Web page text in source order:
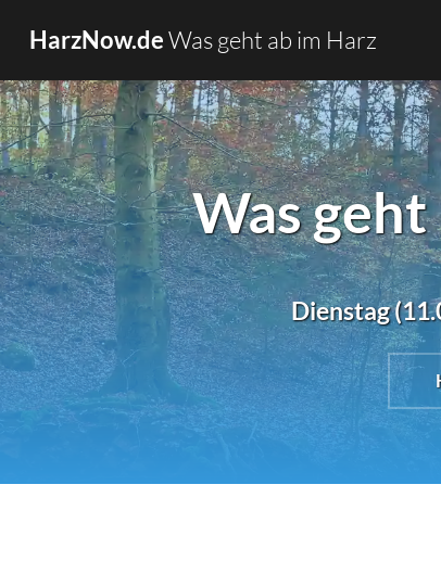
HarzNow.deWas geht ab im Harz
Was geht
Dienstag